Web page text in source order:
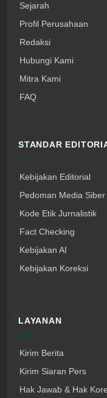
Sejarah
Profil Perusahaan
Redaksi
Hubungi Kami
Mitra Kami
FAQ
STANDAR
Kebijakan Editorial
Pedoman Media Siber
Kode Etik Jurnalistik
Fact Checking
Kebijakan AI
Kebijakan Koreksi
LAYANAN
Kirim Berita
Kirim Siaran Pers
Hak Jawab & Hak